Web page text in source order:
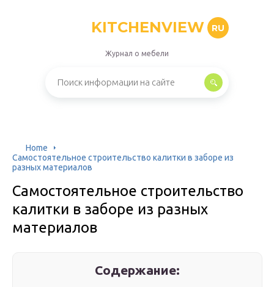
KITCHENVIEW RU
Журнал о мебели
Home
Самостоятельное строительство калитки в заборе из
разных материалов
Самостоятельное строительство
калитки в заборе из разных
материалов
Содержание: